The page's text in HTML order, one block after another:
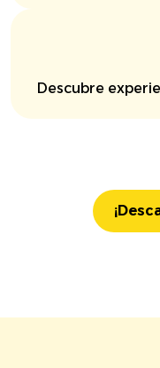
Descubre